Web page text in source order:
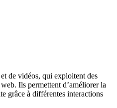
de vidéos, qui exploitent des
Ils permettent d’améliorer la
grâce à différentes interactions